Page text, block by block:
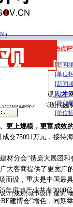
）
联 中国建筑景观 人才
国园林》 《现代园
更上规模，更富成效
交75091万元，接待
材分会”携庞大展团
大客商提供了更宽广
而设，重庆是中国最
年房地产业共有3000
建博会”增色，同期
热点
[新闻
[单位
[新闻
[业界
[规划
[单位
计|规划|城市设计|建筑|